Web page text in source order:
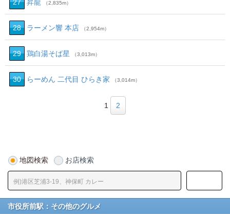
27 昇龍 （2,835m）
28 ラーメン響 本店 （2,954m）
29 鶏白湯そば星 （3,013m）
30 らーめん 二代目 ひらき家 （3,014m）
1 2
地図検索 お店検索
市役所前駅：その他のグルメ